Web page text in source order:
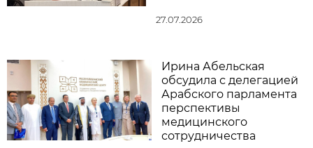
27.07.2026
Ирина Абельская
обсудила с делегацией
Арабского парламента
перспективы
медицинского
сотрудничества